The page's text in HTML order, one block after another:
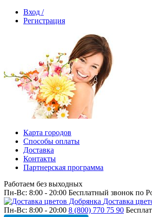
Вход /
Регистрация
Карта городов
Способы оплаты
Доставка
Контакты
Партнерская программа
Работаем без выходных
Пн-Вс: 8:00 - 20:00 Бесплатный звонок по
Доставка
Пн-Вс: 8:00 - 20:00 8 (800) 770 75 90